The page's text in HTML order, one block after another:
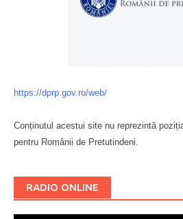
https://dprp.gov.ro/web/
Conținutul acestui site nu reprezintă
pentru Românii de Pretutindeni.
RADIO ONLINE